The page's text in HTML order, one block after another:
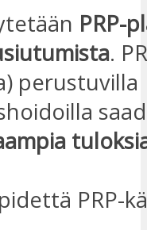
PRP-
.
perustuvilla
PRP-